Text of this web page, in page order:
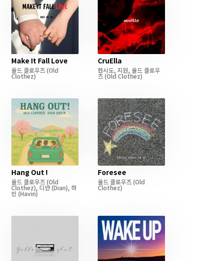
Make It Fall Love
올드 클로우즈(Old
Clothez)
CruElla
한시도, 지원, 올드 클로우
즈(Old Clothez)
Hang Out !
올드 클로우즈(Old
Clothez), 디안(Dian), 하
빈 (Havin)
Foresee
올드 클로우즈(Old
Clothez)